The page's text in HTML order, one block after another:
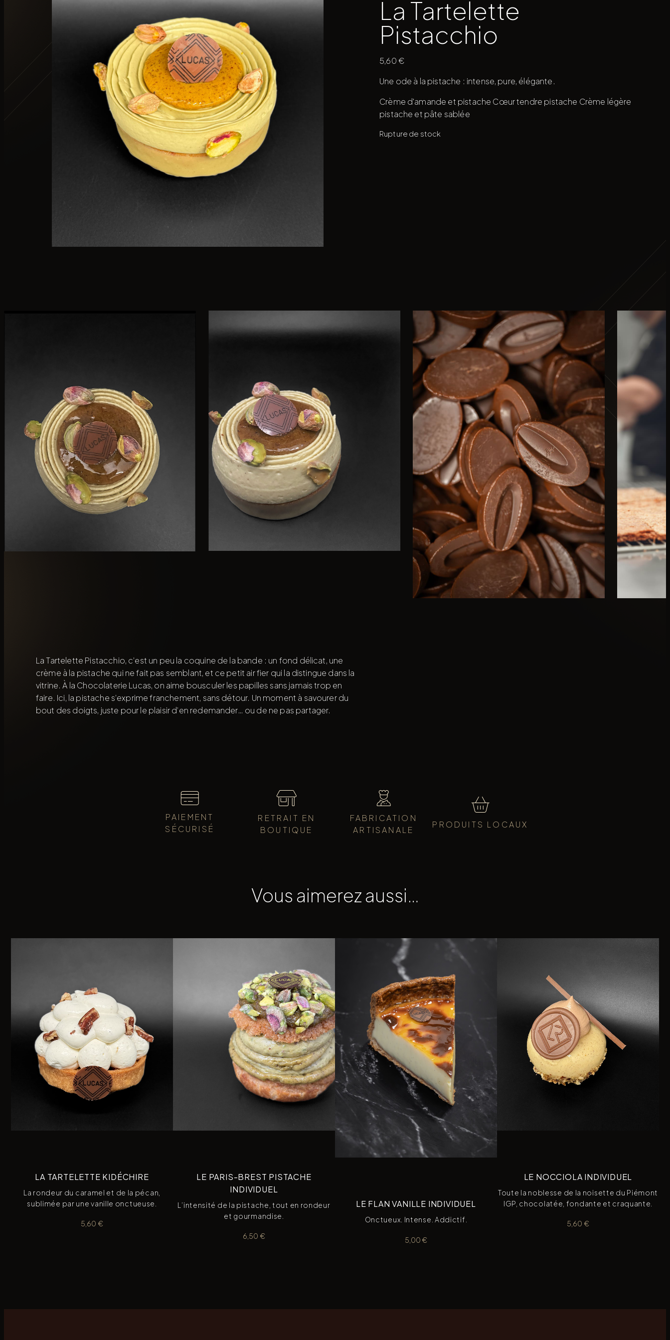
La Tartelette
Pistacchio
5,60€
Une ode à la pistache : intense, pure, élégante.
Crème d'amande et pistache Cœur tendre pistache Crème légère
pistache et pâte sablée
Rupture de stock
La Tartelette Pistacchio, c’est un peu la coquine de la bande : un fond délicat, une
crème à la pistache qui ne fait pas semblant, et ce petit air fier qui la distingue dans la
vitrine. À la Chocolaterie Lucas, on aime bousculer les papilles sans jamais trop en
faire. Ici, la pistache s’exprime franchement, sans détour. Un moment à savourer du
bout des doigts, juste pour le plaisir d’en redemander… ou de ne pas partager.
PAIEMENT
SÉCURISÉ
RETRAIT EN
BOUTIQUE
FABRICATION
ARTISANALE
PRODUITS LOCAUX
Vous aimerez aussi…
LA TARTELETTE KIDÉCHIRE
La rondeur du caramel et de la pécan,
sublimée par une vanille onctueuse.
5,60 €
LE PARIS-BREST PISTACHE
INDIVIDUEL
L’intensité de la pistache, tout en rondeur
et gourmandise.
6,50 €
LE FLAN VANILLE INDIVIDUEL
Onctueux. Intense. Addictif.
5,00 €
LE NOCCIOLA INDIVIDUEL
Toute la noblesse de la noisette du Piémont
IGP, chocolatée, fondante et craquante.
5,60 €